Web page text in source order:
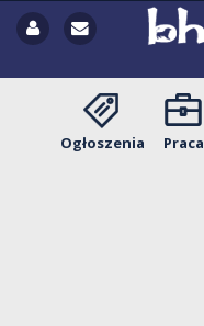
Ogłoszenia Praca